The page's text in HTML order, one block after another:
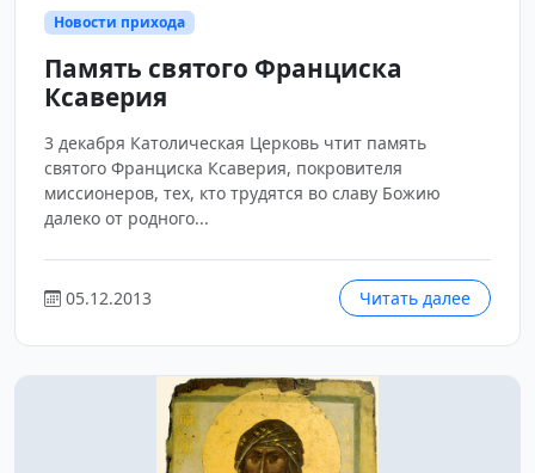
Новости прихода
Память святого Франциска
Ксаверия
3 декабря Католическая Церковь чтит память
святого Франциска Ксаверия, покровителя
миссионеров, тех, кто трудятся во славу Божию
далеко от родного...
05.12.2013 Читать далее